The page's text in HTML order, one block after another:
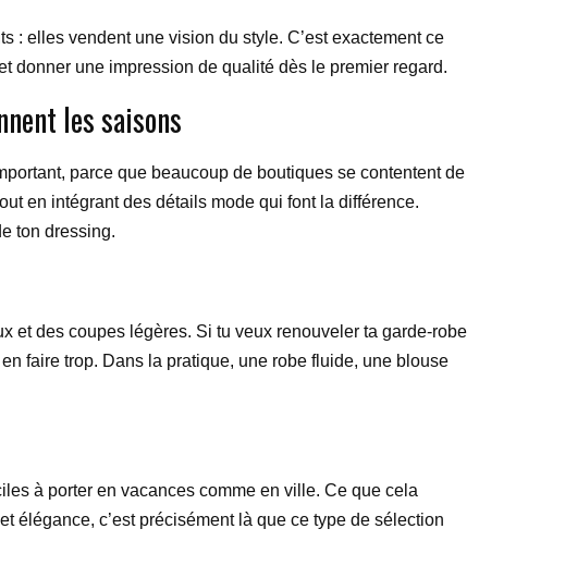
: elles vendent une vision du style. C’est exactement ce
donner une impression de qualité dès le premier regard.
les saisons
parce que beaucoup de boutiques se contentent de
en intégrant des détails mode qui font la différence.
ton dressing.
et des coupes légères. Si tu veux renouveler ta garde-robe
faire trop. Dans la pratique, une robe fluide, une blouse
à porter en vacances comme en ville. Ce que cela
élégance, c’est précisément là que ce type de sélection